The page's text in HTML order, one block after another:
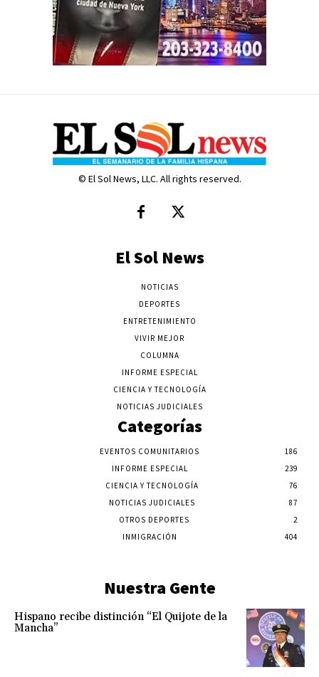
© El Sol News, LLC. All rights reserved.
El Sol News
NOTICIAS
DEPORTES
ENTRETENIMIENTO
VIVIR MEJOR
COLUMNA
INFORME ESPECIAL
CIENCIA Y TECNOLOGÍA
NOTICIAS JUDICIALES
Categorías
EVENTOS COMUNITARIOS
186
INFORME ESPECIAL
239
CIENCIA Y TECNOLOGÍA
76
NOTICIAS JUDICIALES
87
OTROS DEPORTES
2
INMIGRACIÓN
404
Nuestra Gente
Hispano recibe distinción “El Quijote de la
Mancha”